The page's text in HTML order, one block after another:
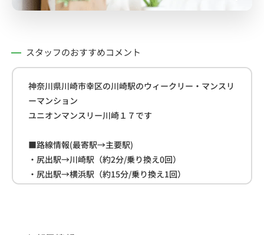
スタッフのおすすめコメント
神奈川県川崎市幸区の川崎駅のウィークリー・マンスリ
ーマンション
ユニオンマンスリー川崎１７です
■路線情報(最寄駅→主要駅)
・尻出駅→川崎駅（約2分/乗り換え0回）
・尻出駅→横浜駅（約15分/乗り換え1回）
・尻出駅→品川駅（約21分/乗り換え1回）
・セブンイレブン(約350ｍ)